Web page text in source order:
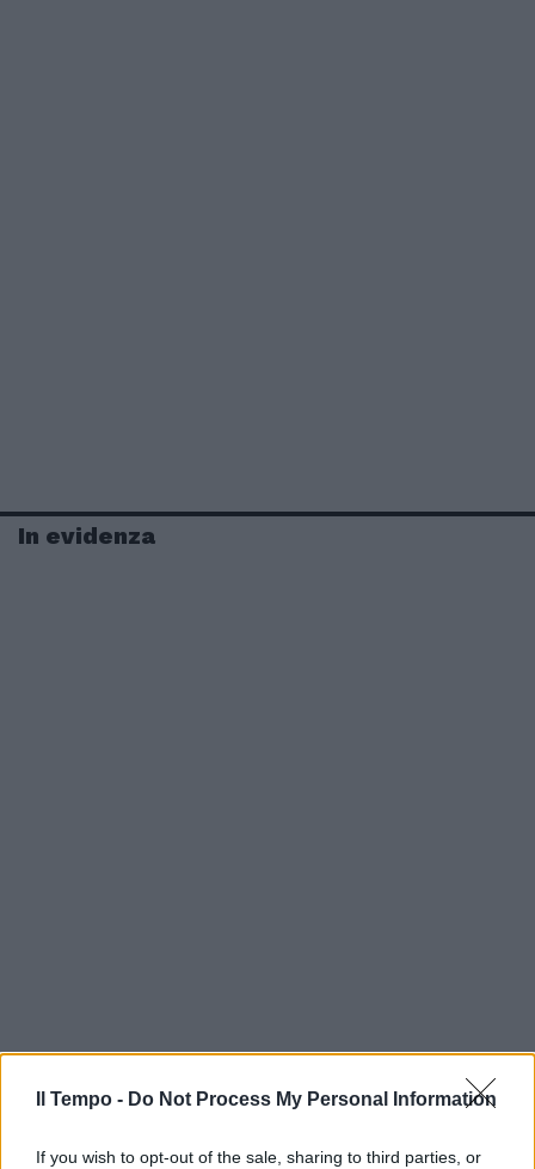
Il Tempo - Do Not Process My Personal Information
If you wish to opt-out of the sale, sharing to third parties, or
In evidenza